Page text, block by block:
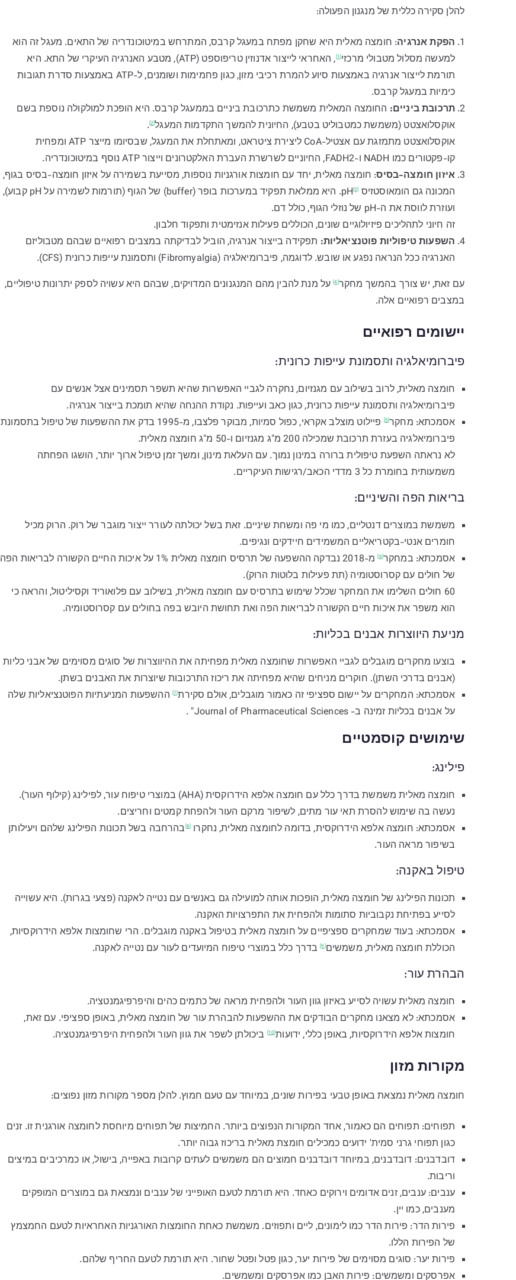
להלן סקירה כללית של מנגנון הפעולה:
הפקת אנרגיה: חומצה מאלית היא שחקן מפתח במעגל קרבס, המתרחש במיטוכונדריה של התאים. מעגל זה הוא
למעשה מסלול מטבולי מרכזי[1]
, האחראי לייצור אדנוזין טריפוספט (ATP), מטבע האנרגיה העיקרי של התא. היא
תורמת לייצור אנרגיה באמצעות סיוע להמרת רכיבי מזון, כגון פחמימות ושומנים, ל-ATP באמצעות סדרת תגובות
כימיות במעגל קרבס.
תרכובת ביניים: החומצה המאלית משמשת כתרכובת ביניים בממעגל קרבס. היא הופכת למולקולה נוספת בשם
אוקסלואצטט (משמשת כמטבוליט בטבע), החיונית להמשך התקדמות המעגל[2]
.
אוקסלואצטט מתמזגת עם אצטיל-CoA ליצירת ציטראט, ומאתחלת את המעגל, שבסיומו מייצר ATP ומפחית
קו-פקטורים כמו NADH ו-FADH2, החיוניים לשרשרת העברת האלקטרונים וייצור ATP נוסף במיטוכונדריה.
איזון חומצה-בסיס: חומצה מאלית, יחד עם חומצות אורגניות נוספות, מסייעת בשמירה על איזון חומצה-בסיס בגוף,
המכונה גם הומאוסטזיס pH [3]
. היא ממלאת תפקיד במערכות בופר (buffer) של הגוף (תורמות לשמירה על pH קבוע),
ועוזרת לווסת את ה-pH של נוזלי הגוף, כולל דם.
זה חיוני לתהליכים פיזיולוגיים שונים, הכוללים פעילות אנזימטית ותפקוד חלבון.
השפעות טיפוליות פוטנציאליות: תפקידה בייצור אנרגיה, הוביל לבדיקתה במצבים רפואיים שבהם מטבוליזם
האנרגיה ככל הנראה נפגע או שובש. לדוגמה, פיברומיאלגיה (Fibromyalgia) ותסמונת עייפות כרונית (CFS).
עם זאת, יש צורך בהמשך מחקר[4]
על מנת להבין מהם המנגנונים המדויקים, שבהם היא עשויה לספק יתרונות טיפוליים,
במצבים רפואיים אלה.
יישומים רפואיים
פיברומיאלגיה ותסמונת עייפות כרונית:
חומצה מאלית, לרוב בשילוב עם מגנזיום, נחקרה לגביי האפשרות שהיא תשפר תסמינים אצל אנשים עם
פיברומיאלגיה ותסמונת עייפות כרונית, כגון כאב ועייפות. נקודת ההנחה שהיא תומכת בייצור אנרגיה.
אסמכתא: מחקר[5]
פיילוט מוצלב אקראי, כפול סמיות, מבוקר פלצבו, מ-1995 בדק את ההשפעות של טיפול בתסמונת
פיברומיאלגיה בעזרת תרכובת שמכילה 200 מ"ג מגנזיום ו-50 מ"ג חומצה מאלית.
לא נראתה השפעת טיפולית ברורה במינון נמוך. עם העלאת מינון, ומשך זמן טיפול ארוך יותר, הושגו הפחתה
משמעותית בחומרת כל 3 מדדי הכאב/רגישות העיקריים.
בריאות הפה והשיניים:
משמשת במוצרים דנטליים, כמו מי פה ומשחת שיניים. זאת בשל יכולתה לעורר ייצור מוגבר של רוק. הרוק מכיל
חומרים אנטי-בקטריאליים המשמידים חיידקים ונגיפים.
אסמכתא: במחקר[6]
מ-2018 נבדקה ההשפעה של תרסיס חומצה מאלית 1% על איכות החיים הקשורה לבריאות הפה
של חולים עם קסרוסטומיה (תת פעילות בלוטות הרוק).
60 חולים השלימו את המחקר שכלל שימוש בתרסיס עם חומצה מאלית, בשילוב עם פלואוריד וקסיליטול, והראה כי
הוא משפר את איכות חיים הקשורה לבריאות הפה ואת תחושת היובש בפה בחולים עם קסרוסטומיה.
מניעת היווצרות אבנים בכליות:
בוצעו מחקרים מוגבלים לגביי האפשרות שחומצה מאלית מפחיתה את ההיווצרות של סוגים מסוימים של אבני כליות
(אבנים בדרכי השתן). חוקרים מניחים שהיא מפחיתה את ריכוז התרכובות שיוצרות את האבנים בשתן.
אסמכתא: המחקרים על יישום ספציפי זה כאמור מוגבלים, אולם סקירת[7]
ההשפעות המניעתיות הפוטנציאליות שלה
על אבנים בכליות זמינה ב- Journal of Pharmaceutical Sciences" .
שימושים קוסמטיים
פילינג:
חומצה מאלית משמשת בדרך כלל עם חומצה אלפא הידרוקסית (AHA) במוצרי טיפוח עור, לפילינג (קילוף העור).
נעשה בה שימוש להסרת תאי עור מתים, לשיפור מרקם העור ולהפחת קמטים וחריצים.
אסמכתא: חומצה אלפא הידרוקסית, בדומה לחומצה מאלית, נחקרו [8]
בהרחבה בשל תכונות הפילינג שלהם ויעילותן
בשיפור מראה העור.
טיפול באקנה:
תכונות הפילינג של חומצה מאלית, הופכות אותה למועילה גם באנשים עם נטייה לאקנה (פצעי בגרות). היא עשוייה
לסייע בפתיחת נקבוביות סתומות ולהפחית את התפרצויות האקנה.
אסמכתא: בעוד שמחקרים ספציפיים על חומצה מאלית בטיפול באקנה מוגבלים. הרי שחומצות אלפא הידרוקסיות,
הכוללת חומצה מאלית, משמשים[9] בדרך כלל במוצרי טיפוח המיועדים לעור עם נטייה לאקנה.
הבהרת עור:
חומצה מאלית עשויה לסייע באיזון גוון העור ולהפחית מראה של כתמים כהים והיפרפיגמנטציה.
אסמכתא: לא מצאנו מחקרים הבודקים את ההשפעות להבהרת עור של חומצה מאלית, באופן ספציפי. עם זאת,
חומצות אלפא הידרוקסיות, באופן כללי, ידועות[10] ביכולתן לשפר את גוון העור ולהפחית היפרפיגמנטציה.
מקורות מזון
חומצה מאלית נמצאת באופן טבעי בפירות שונים, במיוחד עם טעם חמוץ. להלן מספר מקורות מזון נפוצים:
תפוחים: תפוחים הם כאמור, אחד המקורות הנפוצים ביותר. החמיצות של תפוחים מיוחסת לחומצה אורגנית זו. זנים
כגון תפוחי גרני סמית' ידועים כמכילים חומצת מאלית בריכוז גבוה יותר.
דובדבנים: דובדבנים, במיוחד דובדבנים חמוצים הם משמשים לעתים קרובות באפייה, בישול, או כמרכיבים במיצים
וריבות.
ענבים: ענבים, זנים אדומים וירוקים כאחד. היא תורמת לטעם האופייני של ענבים ונמצאת גם במוצרים המופקים
מענבים, כמו יין.
פירות הדר: פירות הדר כמו לימונים, ליים ותפוזים. משמשת כאחת החומצות האורגניות האחראיות לטעם החמצמץ
של הפירות הללו.
פירות יער: סוגים מסוימים של פירות יער, כגון פטל ופטל שחור. היא תורמת לטעם החריף שלהם.
אפרסקים ומשמשים: פירות האבן כמו אפרסקים ומשמשים.